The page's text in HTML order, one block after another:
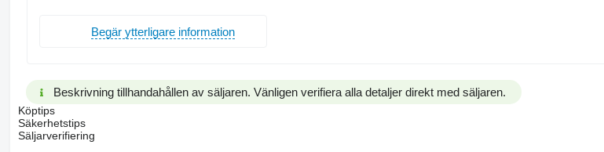
Begär ytterligare information
Beskrivning tillhandahållen av säljaren. Vänligen verifiera alla detaljer direkt med säljaren.
Köptips
Säkerhetstips
Säljarverifiering